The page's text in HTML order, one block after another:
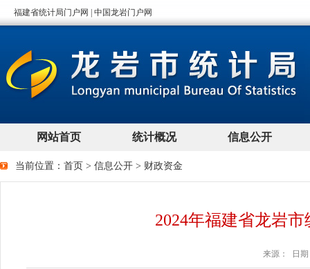
当前位置： 首页 > 信息公开 > 财政资金
2024年福建省龙岩
来源： 日期